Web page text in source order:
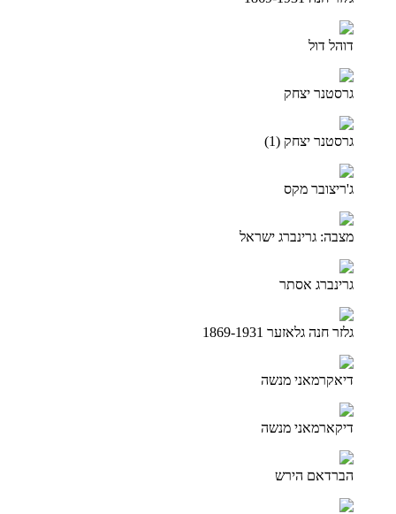
דוהל דול
גרסטנר יצחק
גרסטנר יצחק (1)
ג'ריצובר מקס
מצבה: גרינברג ישראל
גרינברג אסתר
גלזר חנה גלאזער 1869-1931
דיאקרמאני מנשה
דיקארמאני מנשה
הברדאם הירש